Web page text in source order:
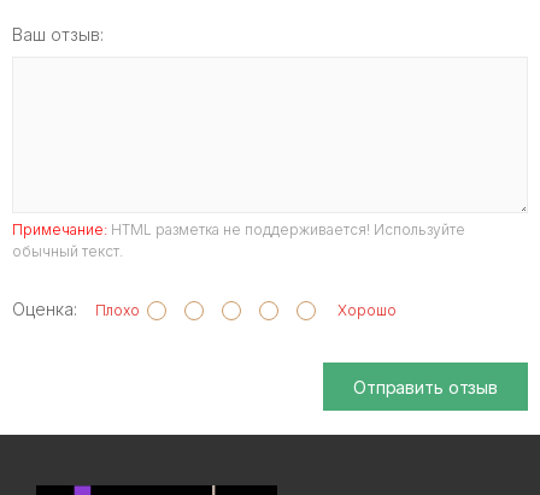
Ваш отзыв:
Примечание: HTML разметка не поддерживается! Используйте
обычный текст.
Оценка: Плохо Хорошо
Отправить отзыв